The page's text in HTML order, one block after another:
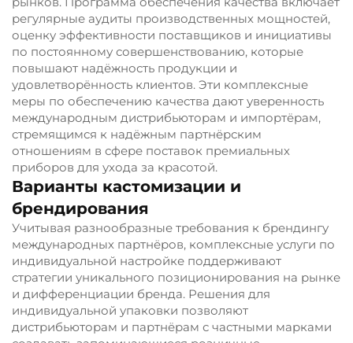
регулярные аудиты производственных мощностей,
оценку эффективности поставщиков и инициативы
по постоянному совершенствованию, которые
повышают надёжность продукции и
удовлетворённость клиентов. Эти комплексные
меры по обеспечению качества дают уверенность
международным дистрибьюторам и импортёрам,
стремящимся к надёжным партнёрским
отношениям в сфере поставок премиальных
приборов для ухода за красотой.
Варианты кастомизации и
брендирования
Учитывая разнообразные требования к брендингу
международных партнёров, комплексные услуги по
индивидуальной настройке поддерживают
стратегии уникального позиционирования на рынке
и дифференциации бренда. Решения для
индивидуальной упаковки позволяют
дистрибьюторам и партнёрам с частными марками